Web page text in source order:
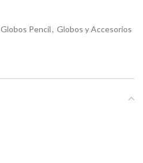
Globos Pencil, Globos y Accesorios